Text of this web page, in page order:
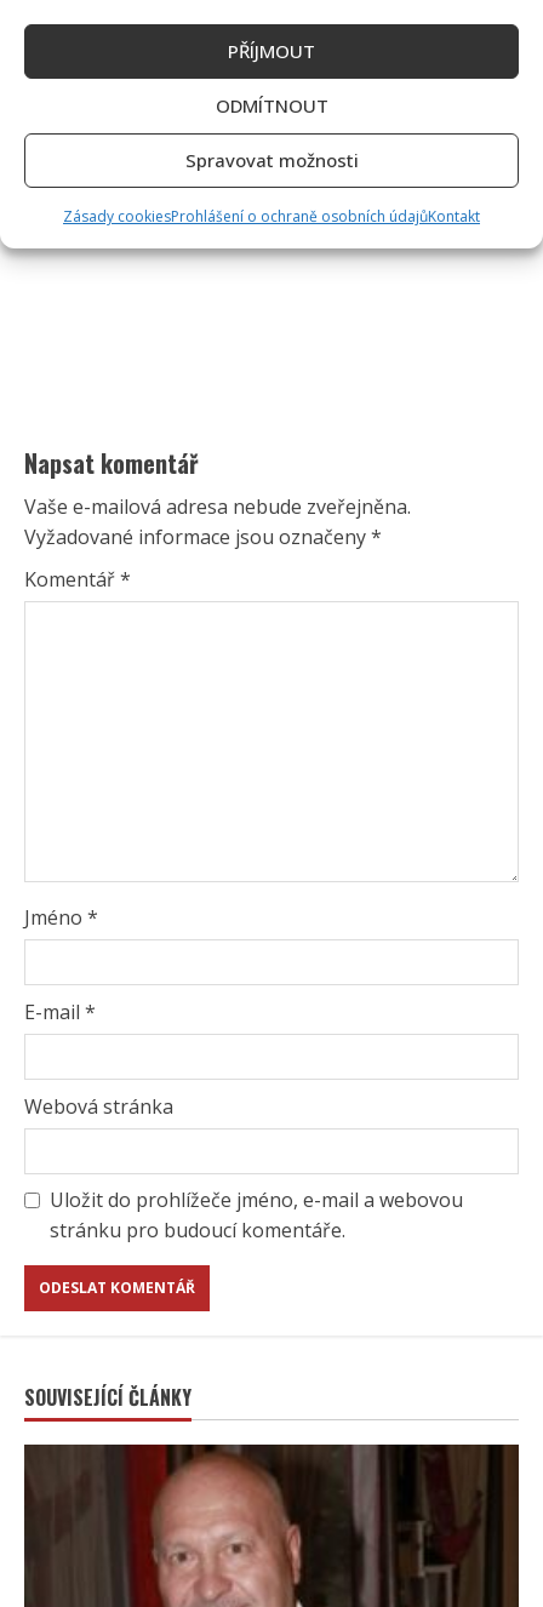
PŘÍJMOUT
ODMÍTNOUT
Spravovat možnosti
Zásady cookiesProhlášení o ochraně osobních údajůKontakt
Napsat komentář
Vaše e-mailová adresa nebude zveřejněna.
Vyžadované informace jsou označeny*
Komentář*
Jméno *
E-mail *
Webová stránka
Uložit do prohlížeče jméno, e-mail a webovou
stránku pro budoucí komentáře.
SOUVISEJÍCÍ ČLÁNKY